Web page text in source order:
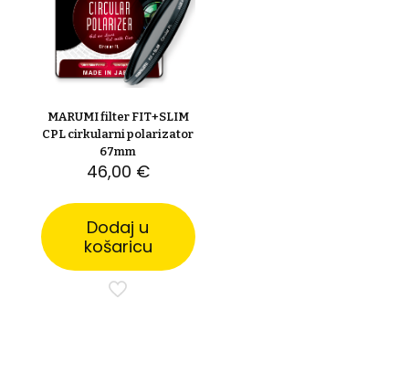
MARUMI filter FIT+SLIM
CPL cirkularni polarizator
67mm
46,00 €
Dodaj u
košaricu